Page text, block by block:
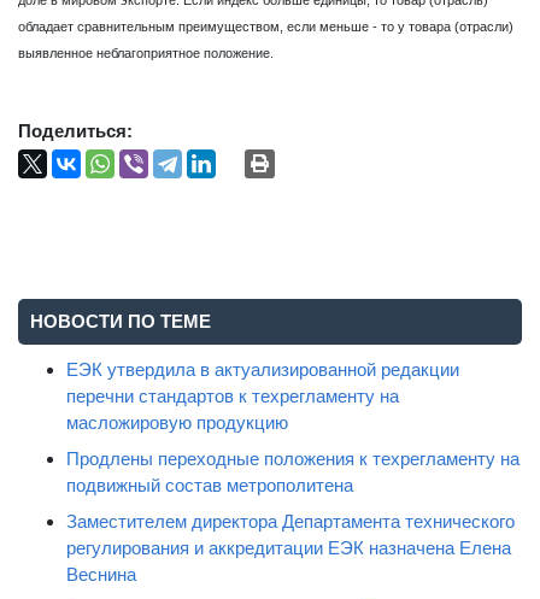
обладает сравнительным преимуществом, если меньше - то у товара (отрасли)
выявленное неблагоприятное положение.
Поделиться:
НОВОСТИ ПО ТЕМЕ
ЕЭК утвердила в актуализированной редакции
перечни стандартов к техрегламенту на
масложировую продукцию
Продлены переходные положения к техрегламенту на
подвижный состав метрополитена
Заместителем директора Департамента технического
регулирования и аккредитации ЕЭК назначена Елена
Веснина